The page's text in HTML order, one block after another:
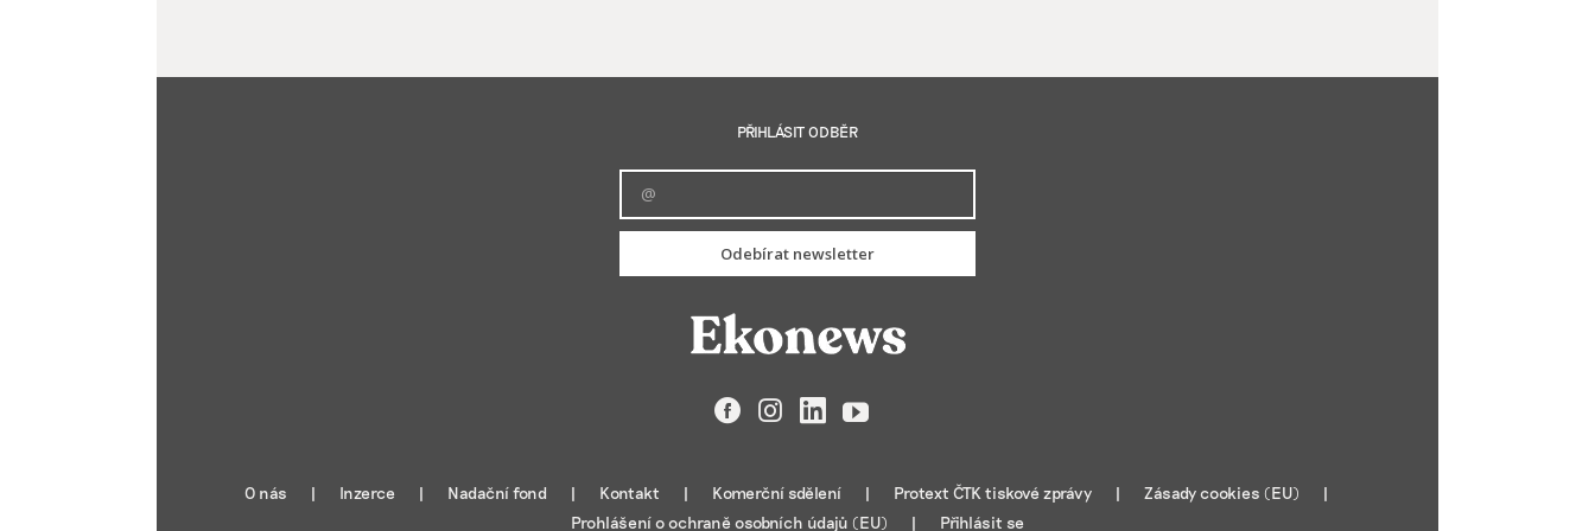
PŘIHLÁSIT ODBĚR
Odebírat newsletter
FacebookInstagramLinkedIn
YouTube
O nás Inzerce Nadační fond Kontakt Komerční sdělení Protext ČTK tiskové zprávy
Zásady cookies (EU)
Prohlášení o ochraně osobních údajů (EU)
Přihlásit se